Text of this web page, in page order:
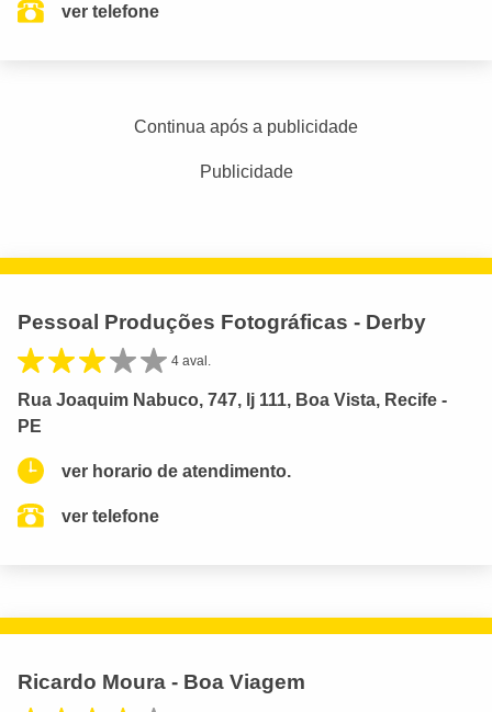
ver telefone
Continua após a publicidade
Publicidade
Pessoal Produções Fotográficas - Derby
4 aval.
Rua Joaquim Nabuco, 747, lj 111, Boa Vista, Recife -
PE
ver horario de atendimento.
ver telefone
Ricardo Moura - Boa Viagem